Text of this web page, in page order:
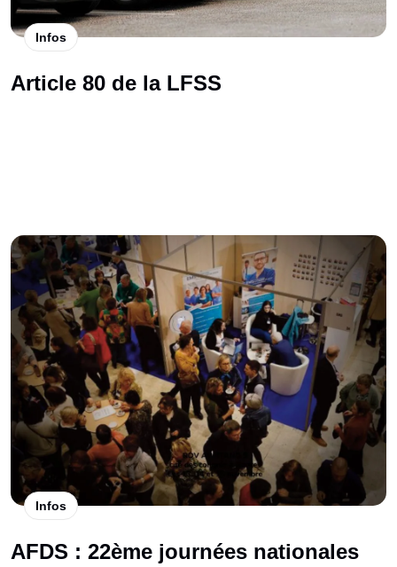
Infos
Article 80 de la LFSS
Infos
AFDS : 22ème journées nationales